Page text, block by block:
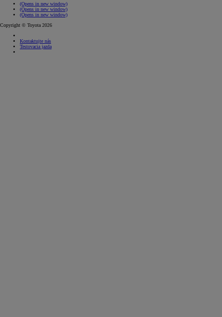
(Opens in new window)
(Opens in new window)
(Opens in new window)
Copyright © Toyota 2026
Kontaktujte nás
Testovacia jazda